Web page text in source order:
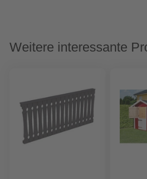
Weitere interessante